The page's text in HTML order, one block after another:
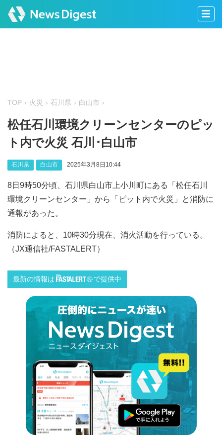
TOP 火災 石川県 白山市
松任石川環境クリーンセンターのピッ
ト内で火災 石川･白山市
石川県 白山市 2025年3月8日10:44
8日9時50分頃、石川県白山市上小川町にある「松任石川
環境クリーンセンター」から「ピット内で火災」と消防に
通報があった。
消防によると、10時30分現在、消火活動を行っている。
（JX通信社/FASTALERT）
最新の情報は で提供中